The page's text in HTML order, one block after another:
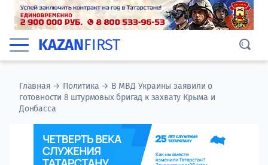
KAZANFIRST
Главная → Политика → В МВД Украины заявили о
готовности 8 штурмовых бригад к захвату Крыма и
Донбасса